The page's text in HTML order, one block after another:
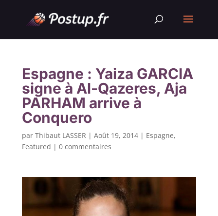
Espagne : Yaiza GARCIA
signe à Al-Qazeres, Aja
PARHAM arrive à
Conquero
par Thibaut LASSER | Août 19, 2014| Espagne,
Featured | 0 commentaires